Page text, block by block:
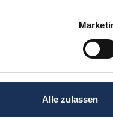
Alle zulassen